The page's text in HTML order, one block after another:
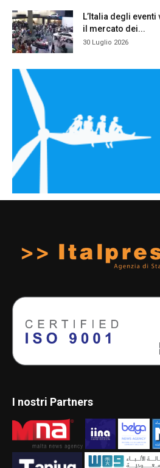
L’Italia degli
il mercato dei...
30 Luglio 2026
I nostri Partners